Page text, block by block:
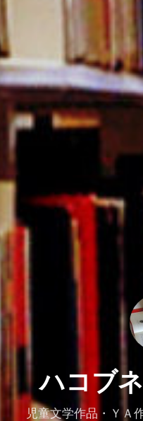
ハコブ
児童文学作品・ＹＡ